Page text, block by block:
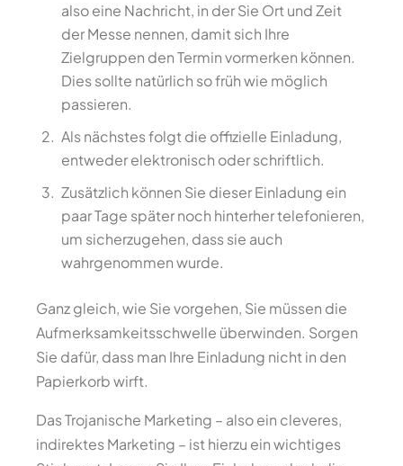
also eine Nachricht, in der Sie Ort und Zeit
der Messe nennen, damit sich Ihre
Zielgruppen den Termin vormerken können.
Dies sollte natürlich so früh wie möglich
passieren.
Als nächstes folgt die offizielle Einladung,
entweder elektronisch oder schriftlich.
Zusätzlich können Sie dieser Einladung ein
paar Tage später noch hinterher telefonieren,
um sicherzugehen, dass sie auch
wahrgenommen wurde.
Ganz gleich, wie Sie vorgehen, Sie müssen die
Aufmerksamkeitsschwelle überwinden. Sorgen
Sie dafür, dass man Ihre Einladung nicht in den
Papierkorb wirft.
Das Trojanische Marketing – also ein cleveres,
indirektes Marketing – ist hierzu ein wichtiges